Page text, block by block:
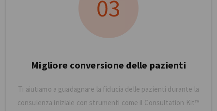
Migliore conversione delle pazienti
Ti aiutiamo a guadagnare la fiducia delle pazienti durante la
consulenza iniziale con strumenti come il Consultation Kit™